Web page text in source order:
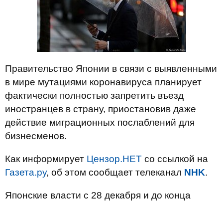
Правительство Японии в связи с выявленными
в мире мутациями коронавируса планирует
фактически полностью запретить въезд
иностранцев в страну, приостановив даже
действие миграционных послаблений для
бизнесменов.
Как информирует Цензор.НЕТ со ссылкой на
Газета.ру, об этом сообщает телеканал NHK.
Японские власти с 28 декабря и до конца